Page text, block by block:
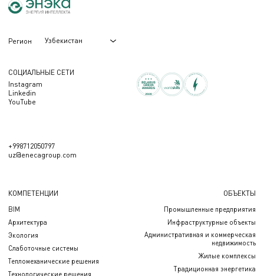
Регион Узбекистан
СОЦИАЛЬНЫЕ СЕТИ
Instagram
Linkedin
YouTube
+998712050797
uz@enecagroup.com
КОМПЕТЕНЦИИ
BIM
Архитектура
Экология
Слаботочные системы
Тепломеханические решения
Технологические решения
ОБЪЕКТЫ
Промышленные предприятия
Инфраструктурные объекты
Административная и коммерческая
недвижимость
Жилые комплексы
Традиционная энергетика